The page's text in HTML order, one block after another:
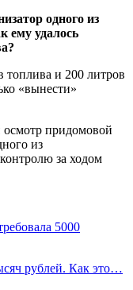
одного из
ему удалось
осмотр придомовой
из
за ходом
5000
рублей. Как это…